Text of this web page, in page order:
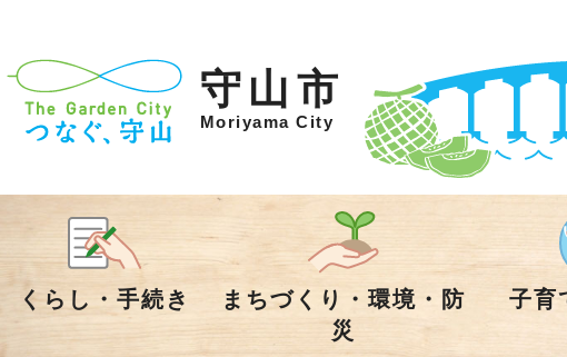
守山市
Moriyama City
くらし・手続き
まちづくり・環境・防
災
子育